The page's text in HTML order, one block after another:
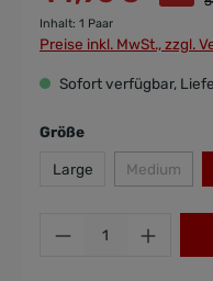
Inhalt: 1 Paar
Preise inkl. MwSt., zzgl.
Sofort verfügbar,
Größe
Large Medium